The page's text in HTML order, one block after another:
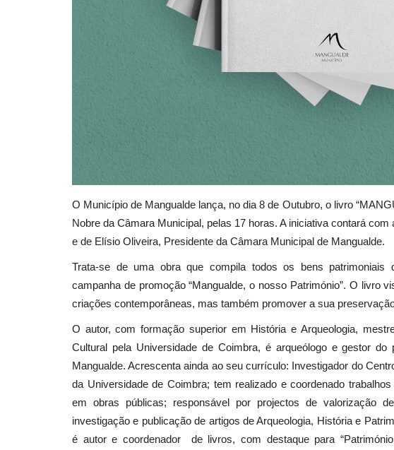
O Município de Mangualde lança, no dia 8 de Outubro, o livro
Nobre da Câmara Municipal, pelas 17 horas. A iniciativa contará
e de Elísio Oliveira, Presidente da Câmara Municipal de Mangualde.
Trata-se de uma obra que compila todos os bens patrimoniais
campanha de promoção “Mangualde, o nosso Património”. O livro
criações contemporâneas, mas também promover a sua
O autor, com formação superior em História e Arqueologia,
Cultural pela Universidade de Coimbra, é arqueólogo e gestor
Mangualde. Acrescenta ainda ao seu currículo: Investigador do
da Universidade de Coimbra; tem realizado e coordenado
em obras públicas; responsável por projectos de valorização
investigação e publicação de artigos de Arqueologia, História e
é autor e coordenador de livros, com destaque para
Cultura